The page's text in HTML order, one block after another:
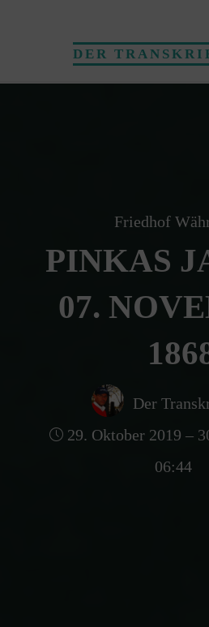
DER
Friedhof
PINKAS
07.
Der
29. Oktober 2019 –
06:44